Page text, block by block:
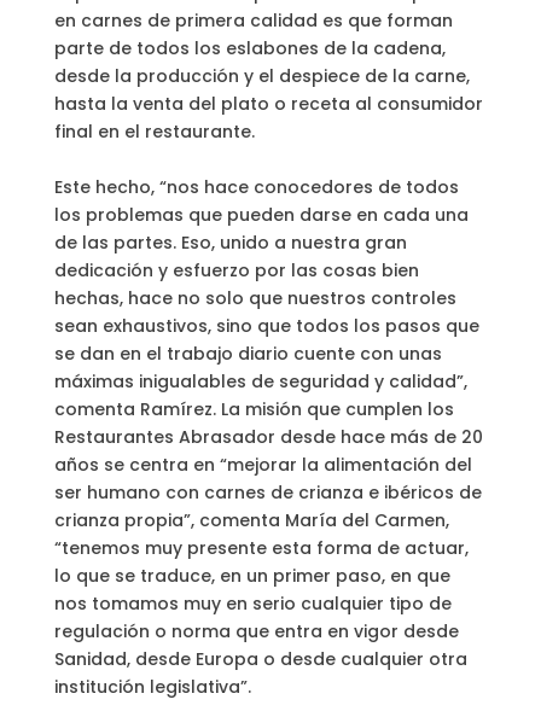
en carnes de primera calidad es que forman
parte de todos los eslabones de la cadena,
desde la producción y el despiece de la carne,
hasta la venta del plato o receta al consumidor
final en el restaurante.
Este hecho, “nos hace conocedores de todos
los problemas que pueden darse en cada una
de las partes. Eso, unido a nuestra gran
dedicación y esfuerzo por las cosas bien
hechas, hace no solo que nuestros controles
sean exhaustivos, sino que todos los pasos que
se dan en el trabajo diario cuente con unas
máximas inigualables de seguridad y calidad”,
comenta Ramírez. La misión que cumplen los
Restaurantes Abrasador desde hace más de 20
años se centra en “mejorar la alimentación del
ser humano con carnes de crianza e ibéricos de
crianza propia”, comenta María del Carmen,
“tenemos muy presente esta forma de actuar,
lo que se traduce, en un primer paso, en que
nos tomamos muy en serio cualquier tipo de
regulación o norma que entra en vigor desde
Sanidad, desde Europa o desde cualquier otra
institución legislativa”.